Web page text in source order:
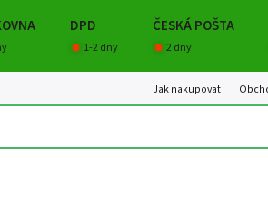
DPD ČESKÁ POŠTA
1-2 dny 2 dny
Jak nakupovat